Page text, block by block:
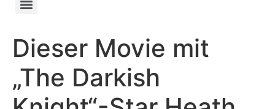
Dieser Movie mit
„The Darkish